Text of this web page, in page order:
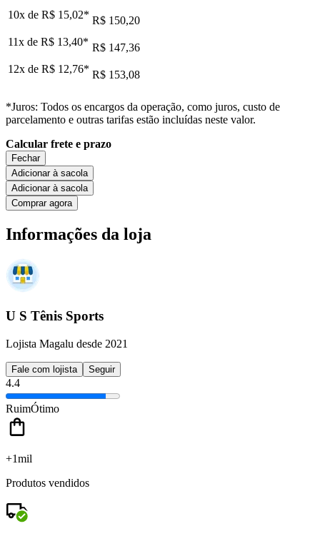
10x de R$ 15,02* R$ 150,20
11x de R$ 13,40* R$ 147,36
12x de R$ 12,76* R$ 153,08
*Juros: Todos os encargos da operação, como juros, custo de
parcelamento e outras tarifas estão incluídas neste valor.
Calcular frete e prazo
Fechar
Adicionar à sacola
Adicionar à sacola
Comprar agora
Informações da loja
U S Tênis Sports
Lojista Magalu desde 2021
Fale com lojista Seguir
4.4
RuimÓtimo
+1mil
Produtos vendidos